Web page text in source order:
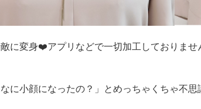
に変身❤️アプリなどで一切加工しておりませ
なに小顔になったの？」とめっちゃくちゃ不思